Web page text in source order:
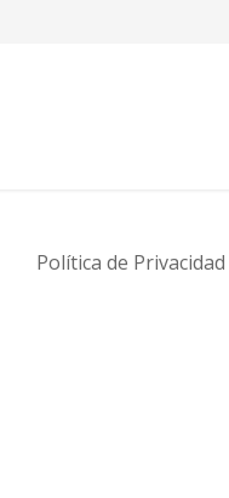
Política de Privacidad